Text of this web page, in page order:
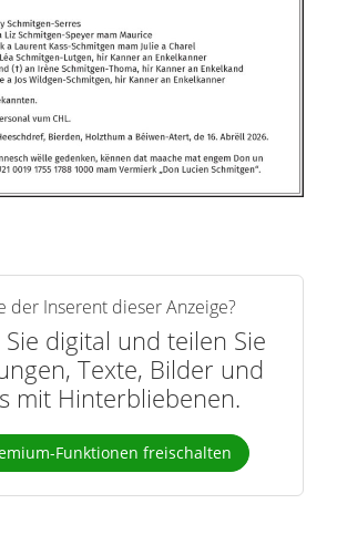
der Inserent dieser Anzeige?
digital und teilen Sie
Texte, Bilder und
mit Hinterbliebenen.
Funktionen freischalten